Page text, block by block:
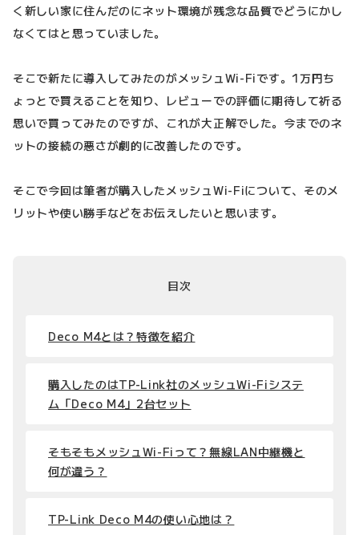
く新しい家に住んだのにネット環境が残念な品質でどうにかし
なくてはと思っていました。
そこで新たに導入してみたのがメッシュWi-Fiです。1万円ち
ょっとで買えることを知り、レビューでの評価に期待して祈る
思いで買ってみたのですが、これが大正解でした。今までのネ
ットの接続の悪さが劇的に改善したのです。
そこで今回は筆者が購入したメッシュWi-Fiについて、そのメ
リットや使い勝手などをお伝えしたいと思います。
目次
Deco M4とは？特徴を紹介
購入したのはTP-Link社のメッシュWi-Fiシステ
ム「Deco M4」2台セット
そもそもメッシュWi-Fiって？無線LAN中継機と
何が違う？
TP-Link Deco M4の使い心地は？